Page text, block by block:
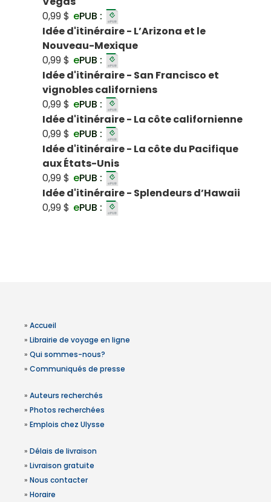
0,99 $ ePUB :
Idée d'itinéraire - L’Arizona et le
Nouveau-Mexique
0,99 $ ePUB :
Idée d'itinéraire - San Francisco et
vignobles californiens
0,99 $ ePUB :
Idée d'itinéraire - La côte californienne
0,99 $ ePUB :
Idée d'itinéraire - La côte du Pacifique
aux États-Unis
0,99 $ ePUB :
Idée d'itinéraire - Splendeurs d’Hawaii
0,99 $ ePUB :
» Accueil
» Librairie de voyage en ligne
» Qui sommes-nous?
» Communiqués de presse
» Auteurs recherchés
» Photos recherchées
» Emplois chez Ulysse
» Délais de livraison
» Livraison gratuite
» Nous contacter
» Horaire